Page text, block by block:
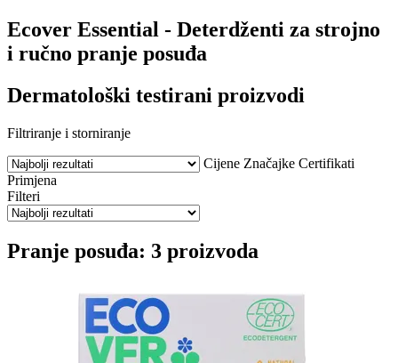
Ecover Essential - Deterdženti za strojno
i ručno pranje posuđa
Dermatološki testirani proizvodi
Filtriranje i storniranje
Cijene Značajke Certifikati
Primjena
Filteri
Pranje posuđa: 3 proizvoda